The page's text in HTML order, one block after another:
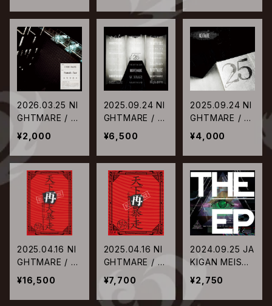
天下大暴走 最
終公演 夜宴 20
25.11.9 日本武
道館【初回限定
盤】
天下大暴走 最
終公演 夜宴 20
25.11.9 日本武
道館【通常盤】
2026.03.25 NI
GHTMARE / R
each for【通常
盤】
¥2,000
2025.09.24 NI
GHTMARE / √
25【限定盤】
¥6,500
2025.09.24 NI
GHTMARE / √
25【通常盤】
¥4,000
2025.04.16 NI
GHTMARE / NI
GHTMARE LIV
E 2005 & 202
4 天下再大暴走
¥16,500
2025.04.16 NI
GHTMARE / NI
GHTMARE LIV
E 2024 天下再
暴走 日比谷野
¥7,700
2024.09.25 JA
KIGAN MEISTE
R / THE ______
¥2,750